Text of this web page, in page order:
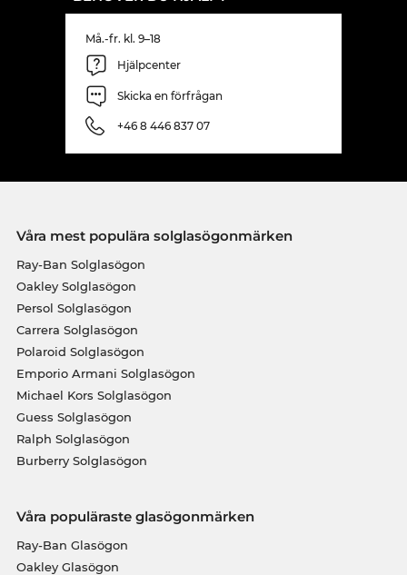
Må.-fr. kl. 9–18
Hjälpcenter
Skicka en förfrågan
+46 8 446 837 07
Våra mest populära solglasögonmärken
Ray-Ban Solglasögon
Oakley Solglasögon
Persol Solglasögon
Carrera Solglasögon
Polaroid Solglasögon
Emporio Armani Solglasögon
Michael Kors Solglasögon
Guess Solglasögon
Ralph Solglasögon
Burberry Solglasögon
Våra populäraste glasögonmärken
Ray-Ban Glasögon
Oakley Glasögon